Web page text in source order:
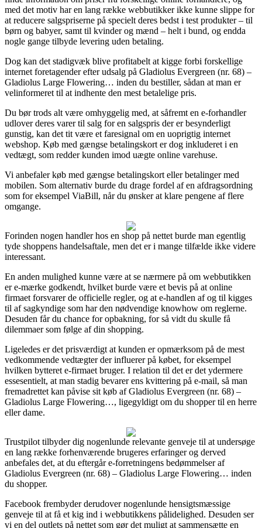
med det motiv har en lang række webbutikker ikke kunne slippe for
at reducere salgspriserne på specielt deres bedst i test produkter – til
børn og babyer, samt til kvinder og mænd – helt i bund, og endda
nogle gange tilbyde levering uden betaling.
Dog kan det stadigvæk blive profitabelt at kigge forbi forskellige
internet foretagender efter udsalg på Gladiolus Evergreen (nr. 68) –
Gladiolus Large Flowering… inden du bestiller, sådan at man er
velinformeret til at indhente den mest betalelige pris.
Du bør trods alt være omhyggelig med, at såfremt en e-forhandler
udlover deres varer til salg for en salgspris der er besynderligt
gunstig, kan det tit være et faresignal om en uoprigtig internet
webshop. Køb med gængse betalingskort er dog inkluderet i en
vedtægt, som redder kunden imod uægte online varehuse.
Vi anbefaler køb med gængse betalingskort eller betalinger med
mobilen. Som alternativ burde du drage fordel af en afdragsordning
som for eksempel ViaBill, når du ønsker at klare pengene af flere
omgange.
Forinden nogen handler hos en shop på nettet burde man egentlig
tyde shoppens handelsaftale, men det er i mange tilfælde ikke videre
interessant.
En anden mulighed kunne være at se nærmere på om webbutikken
er e-mærke godkendt, hvilket burde være et bevis på at online
firmaet forsvarer de officielle regler, og at e-handlen af og til kigges
til af sagkyndige som har den nødvendige knowhow om reglerne.
Desuden får du chance for opbakning, for så vidt du skulle få
dilemmaer som følge af din shopping.
Ligeledes er det prisværdigt at kunden er opmærksom på de mest
vedkommende vedtægter der influerer på købet, for eksempel
hvilken bytteret e-firmaet bruger. I relation til det er det ydermere
essesentielt, at man stadig bevarer ens kvittering på e-mail, så man
fremadrettet kan påvise sit køb af Gladiolus Evergreen (nr. 68) –
Gladiolus Large Flowering…, ligegyldigt om du shopper til en herre
eller dame.
Trustpilot tilbyder dig nogenlunde relevante genveje til at undersøge
en lang række forhenværende brugeres erfaringer og derved
anbefales det, at du eftergår e-forretningens bedømmelser af
Gladiolus Evergreen (nr. 68) – Gladiolus Large Flowering… inden
du shopper.
Facebook frembyder derudover nogenlunde hensigtsmæssige
genveje til at få et kig ind i webbutikkens pålidelighed. Desuden ser
vi en del outlets på nettet som gør det muligt at sammensætte en